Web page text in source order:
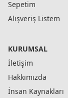
Sepetim
Alışveriş Listem
KURUMSAL
İletişim
Hakkımızda
İnsan Kaynakları